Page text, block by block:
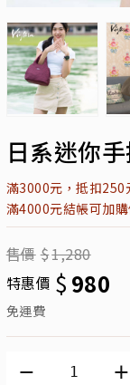
日系迷你
滿3000元，抵扣
滿4000元結帳可加
售價 $1,280
特惠價 $ 980
免運費